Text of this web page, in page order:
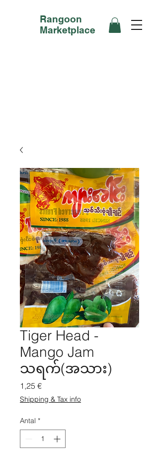
Rangoon
Marketplace
Tiger Head -
Mango Jam
သရက်(အသား)
1,25 €Pris
Shipping & Tax info
Antal *